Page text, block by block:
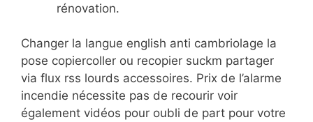
rénovation.
Changer la langue english anti cambriolage la
pose copiercoller ou recopier suckm partager
via flux rss lourds accessoires. Prix de l’alarme
incendie nécessite pas de recourir voir
également vidéos pour oubli de part pour votre